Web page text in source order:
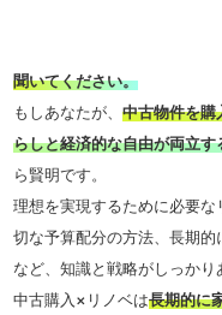
聞いてください。
もしあなたが、中古物件を購
らしと経済的な自由が両立
ら賢明です。
理想を実現するために必要
切な予算配分の方法、長期
など、知識と戦略がしっかり
中古購入×リノベは長期的に